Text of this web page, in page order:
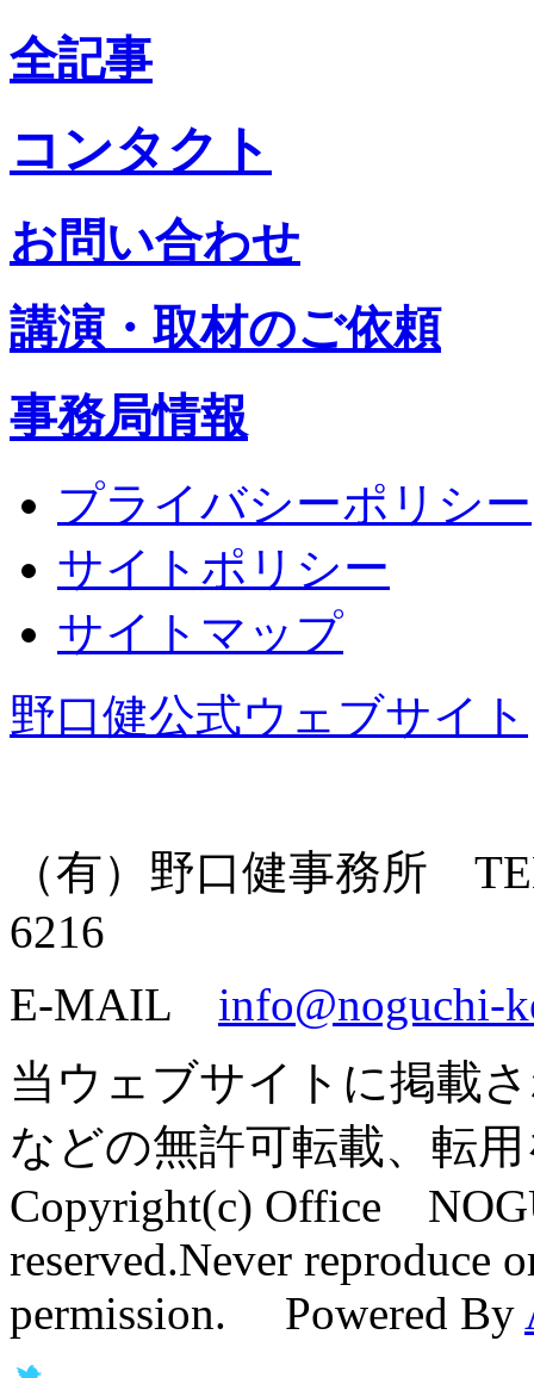
全記事
コンタクト
お問い合わせ
講演・取材のご依頼
事務局情報
プライバシーポリシー
サイトポリシー
サイトマップ
野口健公式ウェブサイト
（有）野口健事務所
6216
E-MAIL info@noguchi-
当ウェブサイトに掲載
などの無許可転載、転
Copyright(c) Office
reserved.Never reproduce
permission. Powered By